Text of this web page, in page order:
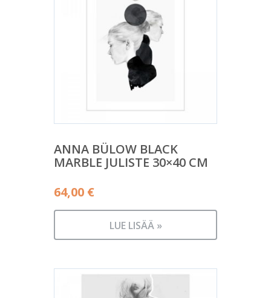
ANNA BÜLOW BLACK
MARBLE JULISTE 30×40 CM
64,00 €
LUE LISÄÄ »